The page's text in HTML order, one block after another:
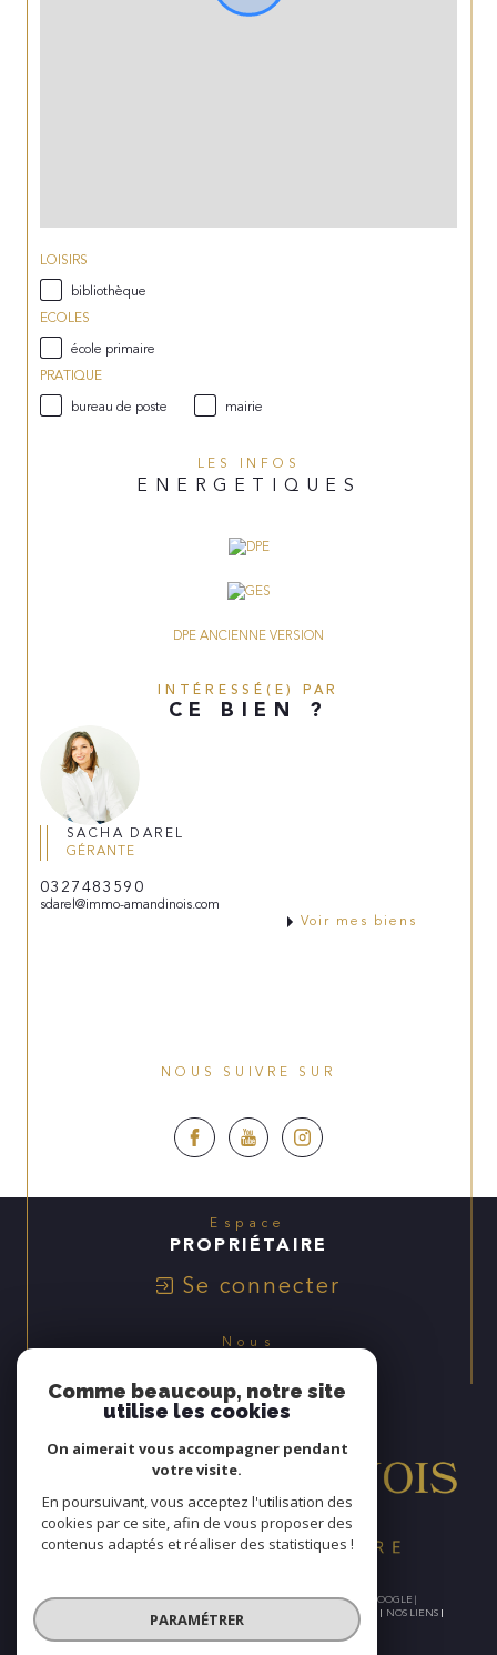
LOISIRS
bibliothèque
ECOLES
école primaire
PRATIQUE
bureau de poste
mairie
LES INFOS
ENERGETIQUES
DPE ANCIENNE VERSION
INTÉRESSÉ(E) PAR
CE BIEN ?
SACHA DAREL
GÉRANTE
0327483590
sdarel@immo-amandinois.com
Voir mes biens
NOUS SUIVRE SUR
Espace
PROPRIÉTAIRE
Se connecter
Nous
© 2026 | TOUS DROITS RÉSERVÉS | TRADUCTION POWERED BY GOOGLE |
PLAN DU SITE MENTIONS LÉGALES ADMIN
NOS LIENS
POLITIQUE RGPD
Comme beaucoup, notre site
utilise les cookies
On aimerait vous accompagner pendant
votre visite.
En poursuivant, vous acceptez l'utilisation des
cookies par ce site, afin de vous proposer des
contenus adaptés et réaliser des statistiques !
PARAMÉTRER